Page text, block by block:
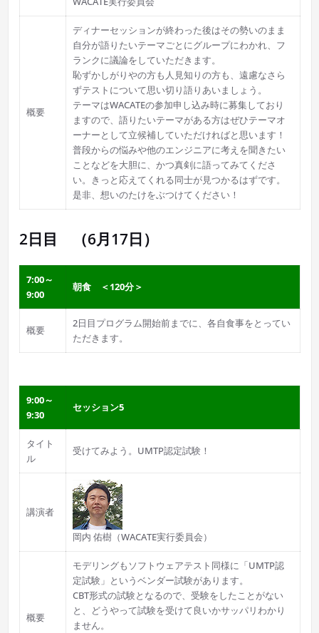
概要
ディナーセッションが終わった後はその勢いのまま
自分が語りたいテーマごとにグループにわかれ、フ
ランクに議論をしていただきます。
恥ずかしがりやの方も人見知りの方も、遠慮なさら
ずテストについて思い切り語りあいましょう。
テーマはWACATEの参加申し込み時に募集しており
ますので、語りたいテーマがある方はぜひテーマオ
ーナーとして立候補していただければと思います！
普段からの悩みや他のエンジニアに考えを聞きたい
ことなどを大胆に、かつ真剣に語ってみてくださ
い。きっと応えてくれる同士が見つかるはずです。
是非、想いのたけをぶつけてください！
2日目 （6月17日）
7:00～
9:00
朝食 ＜120分＞
概要
2日目プログラム開始前までに、各自食事をとってい
ただきます。
9:00～
9:30
セッション5
タイト
ル
受けてみよう。UMTP認定試験！
講演者
岡内 佑樹（WACATE実行委員会）
概要
モデリングもソフトウェアテスト同様に「UMTP認
定試験」というベンダー試験があります。
CBT形式の試験となるので、受験をしたことがない
と、どうやって試験を受けて良いかサッパリわかり
ません。